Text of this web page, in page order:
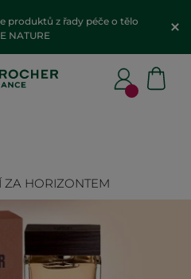
produktů z řady péče o tělo
NATURE
ZA HORIZONTEM